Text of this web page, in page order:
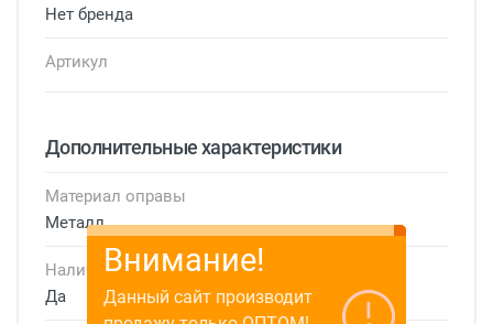
Нет бренда
Артикул
Дополнительные характеристики
Материал оправы
Металл
Наличие футляра
Да
Внимание!
Данный сайт производит